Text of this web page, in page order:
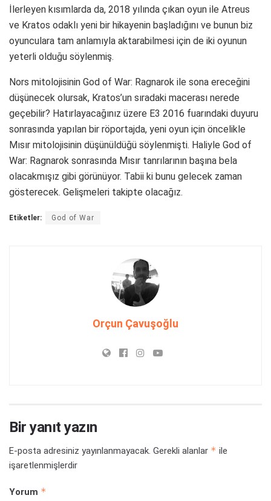
İlerleyen kısımlarda da, 2018 yılında çıkan oyun ile Atreus
ve Kratos odaklı yeni bir hikayenin başladığını ve bunun biz
oyunculara tam anlamıyla aktarabilmesi için de iki oyunun
yeterli olduğu söylenmiş.
Nors mitolojisinin God of War: Ragnarok ile sona ereceğini
düşünecek olursak, Kratos’un sıradaki macerası nerede
geçebilir? Hatırlayacağınız üzere E3 2016 fuarındaki duyuru
sonrasında yapılan bir röportajda, yeni oyun için öncelikle
Mısır mitolojisinin düşünüldüğü söylenmişti. Haliyle God of
War: Ragnarok sonrasında Mısır tanrılarının başına bela
olacakmışız gibi görünüyor. Tabii ki bunu gelecek zaman
gösterecek. Gelişmeleri takipte olacağız.
Etiketler: God of War
Orçun Çavuşoğlu
Bir yanıt yazın
E-posta adresiniz yayınlanmayacak. Gerekli alanlar * ile
işaretlenmişlerdir
Yorum *